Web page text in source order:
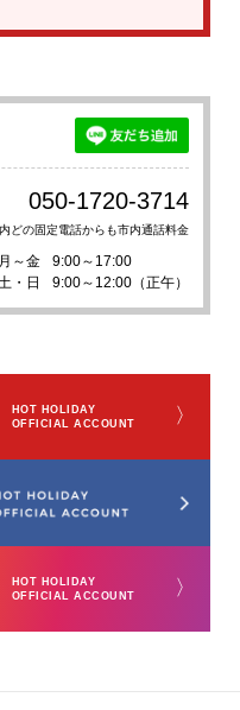
050-1720-3714
どの固定電話からも市内通話料金
月～金
9:00～17:00
土・日
9:00～12:00（正午）
HOT HOLIDAY
OFFICIAL ACCOUNT
〉
HOT HOLIDAY
OFFICIAL ACCOUNT
〉